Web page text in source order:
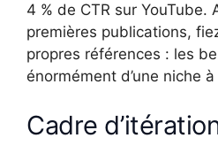
4 % de CTR sur YouTube.
premières publications,
propres références : les
énormément d’une niche à
Cadre